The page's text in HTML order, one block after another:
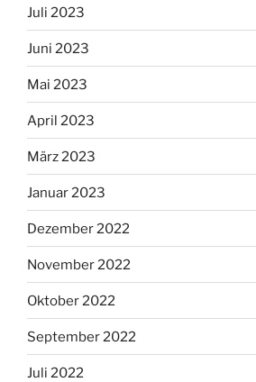
Juli 2023
Juni 2023
Mai 2023
April 2023
März 2023
Januar 2023
Dezember 2022
November 2022
Oktober 2022
September 2022
Juli 2022